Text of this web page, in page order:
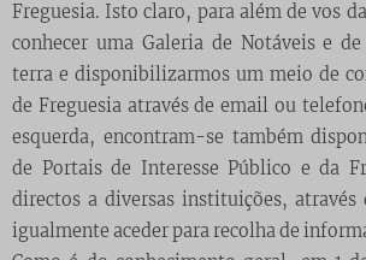
Freguesia. Isto claro, para além de vos
conhecer uma Galeria de Notáveis e
terra e disponibilizarmos um meio de
de Freguesia através de email ou
esquerda, encontram-se também
de Portais de Interesse Público e da
directos a diversas instituições, através
igualmente aceder para recolha de